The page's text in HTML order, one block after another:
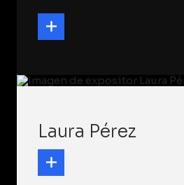
Laura Pérez